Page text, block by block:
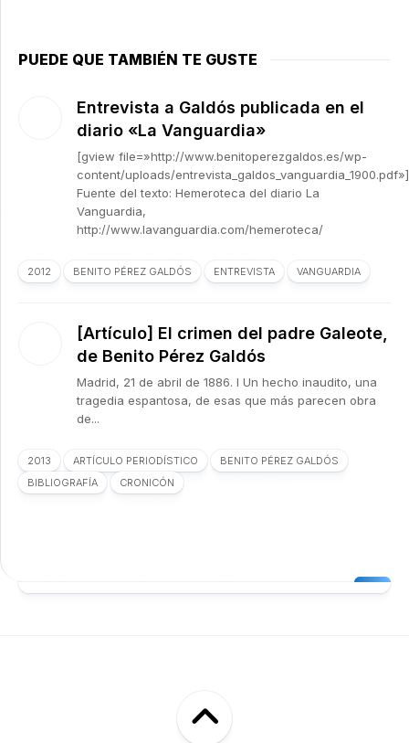
PUEDE QUE TAMBIÉN TE GUSTE
Entrevista a Galdós publicada en el
diario «La Vanguardia»
[gview file=»http://www.benitoperezgaldos.es/wp-
content/uploads/entrevista_galdos_vanguardia_1900.pdf»]
Fuente del texto: Hemeroteca del diario La
Vanguardia,
http://www.lavanguardia.com/hemeroteca/
2012 BENITO PÉREZ GALDÓS ENTREVISTA VANGUARDIA
[Artículo] El crimen del padre Galeote,
de Benito Pérez Galdós
Madrid, 21 de abril de 1886. I Un hecho inaudito, una
tragedia espantosa, de esas que más parecen obra
de...
2013 ARTÍCULO PERIODÍSTICO
BENITO PÉREZ GALDÓS
BIBLIOGRAFÍA
CRONICÓN